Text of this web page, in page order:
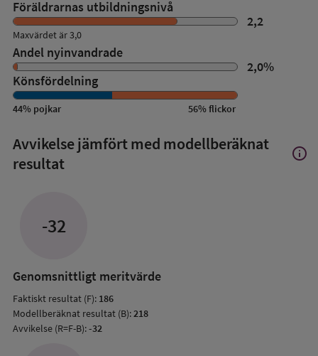
om
Bakgrundsfaktorer
Föräldrarnas utbildningsnivå
2,2
Maxvärdet är 3,0
Andel nyinvandrade
2,0%
Könsfördelning
44% pojkar 56%flickor
Avvikelse jämfört med modellberäknat
resultat
Visa
info
-32
Genomsnittligt meritvärde
Faktiskt resultat (F): 186
Modellberäknat resultat (B):218
Avvikelse (R=F-B):-32